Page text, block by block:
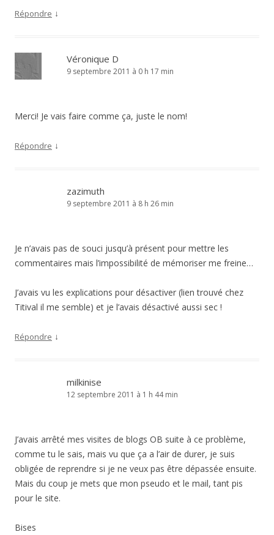
Répondre ↓
Véronique D
9 septembre 2011 à 0 h 17 min
Merci! Je vais faire comme ça, juste le nom!
Répondre ↓
zazimuth
9 septembre 2011 à 8 h 26 min
Je n’avais pas de souci jusqu’à présent pour mettre les
commentaires mais l’impossibilité de mémoriser me freine…
J’avais vu les explications pour désactiver (lien trouvé chez
Titival il me semble) et je l’avais désactivé aussi sec !
Répondre ↓
milkinise
12 septembre 2011 à 1 h 44 min
J’avais arrêté mes visites de blogs OB suite à ce problème,
comme tu le sais, mais vu que ça a l’air de durer, je suis
obligée de reprendre si je ne veux pas être dépassée ensuite.
Mais du coup je mets que mon pseudo et le mail, tant pis
pour le site.
Bises